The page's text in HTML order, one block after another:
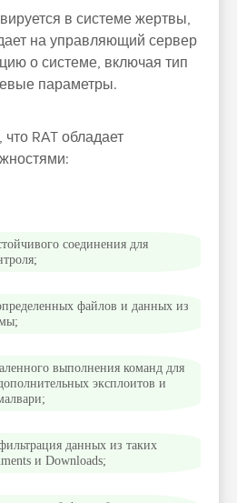
в системе жертвы,
на управляющий сервер
о системе, включая тип
параметры.
RAT обладает
соединения для
файлов и данных из
выполнения команд для
эксплоитов и
данных из таких
и Downloads;